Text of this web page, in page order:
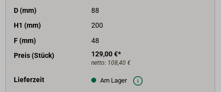
D (mm)
88
H1 (mm)
200
F (mm)
48
Preis (Stück)
129,00 €*
netto: 108,40 €
Lieferzeit Am Lager